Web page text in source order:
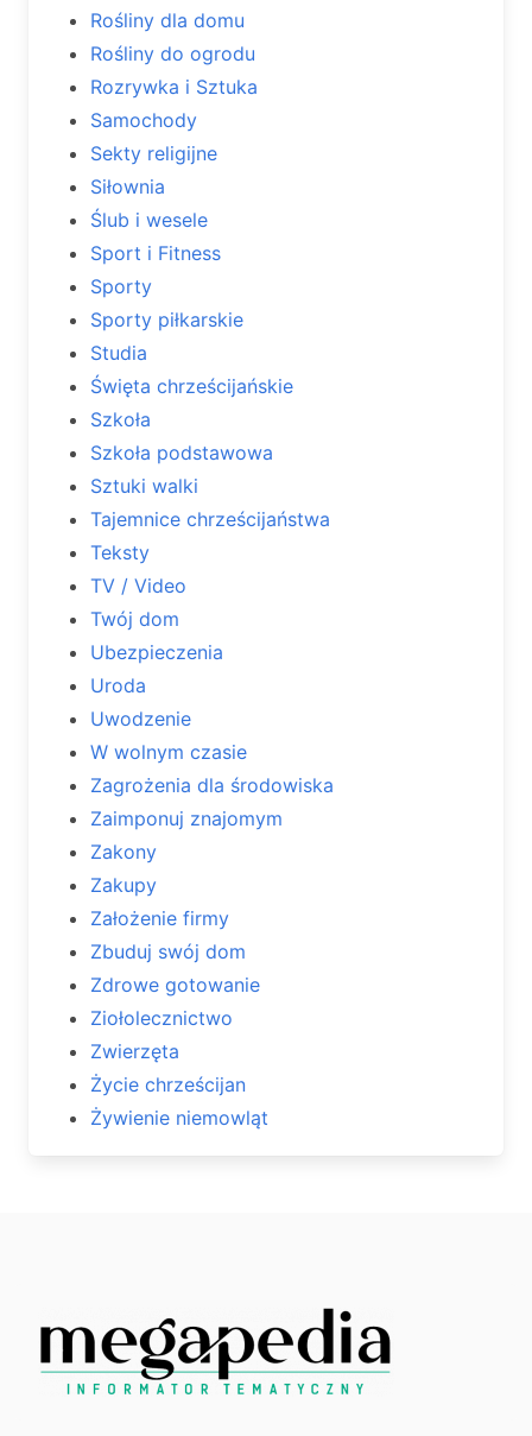
Rośliny dla domu
Rośliny do ogrodu
Rozrywka i Sztuka
Samochody
Sekty religijne
Siłownia
Ślub i wesele
Sport i Fitness
Sporty
Sporty piłkarskie
Studia
Święta chrześcijańskie
Szkoła
Szkoła podstawowa
Sztuki walki
Tajemnice chrześcijaństwa
Teksty
TV / Video
Twój dom
Ubezpieczenia
Uroda
Uwodzenie
W wolnym czasie
Zagrożenia dla środowiska
Zaimponuj znajomym
Zakony
Zakupy
Założenie firmy
Zbuduj swój dom
Zdrowe gotowanie
Ziołolecznictwo
Zwierzęta
Życie chrześcijan
Żywienie niemowląt